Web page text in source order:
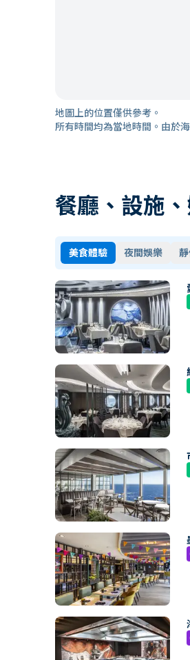
地圖上的位置僅供參考。
所有時間均為當地時間。由於
餐廳、設施
美食體驗 夜間娛樂